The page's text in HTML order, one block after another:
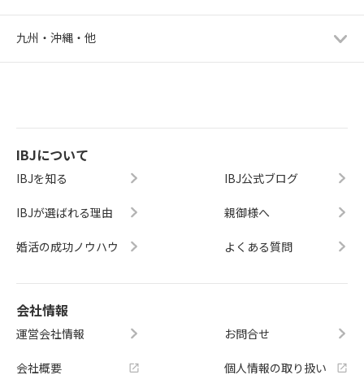
九州・沖縄・他
IBJについて
IBJを知る
IBJが選ばれる理由
婚活の成功ノウハウ
IBJ公式ブログ
親御様へ
よくある質問
会社情報
運営会社情報
会社概要
お問合せ
個人情報の取り扱い